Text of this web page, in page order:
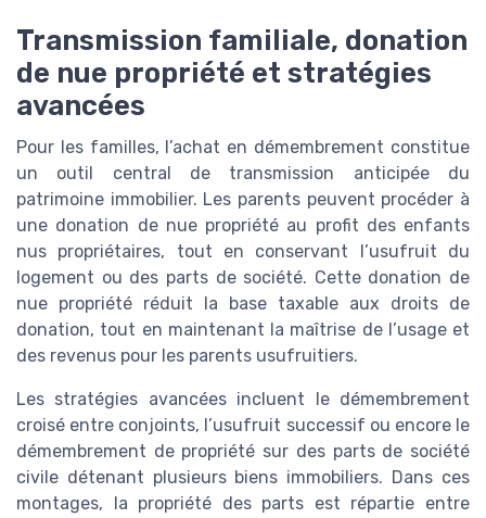
Transmission familiale, donation
de nue propriété et stratégies
avancées
Pour les familles, l’achat en démembrement constitue
un outil central de transmission anticipée du
patrimoine immobilier. Les parents peuvent procéder à
une donation de nue propriété au profit des enfants
nus propriétaires, tout en conservant l’usufruit du
logement ou des parts de société. Cette donation de
nue propriété réduit la base taxable aux droits de
donation, tout en maintenant la maîtrise de l’usage et
des revenus pour les parents usufruitiers.
Les stratégies avancées incluent le démembrement
croisé entre conjoints, l’usufruit successif ou encore le
démembrement de propriété sur des parts de société
civile détenant plusieurs biens immobiliers. Dans ces
montages, la propriété des parts est répartie entre